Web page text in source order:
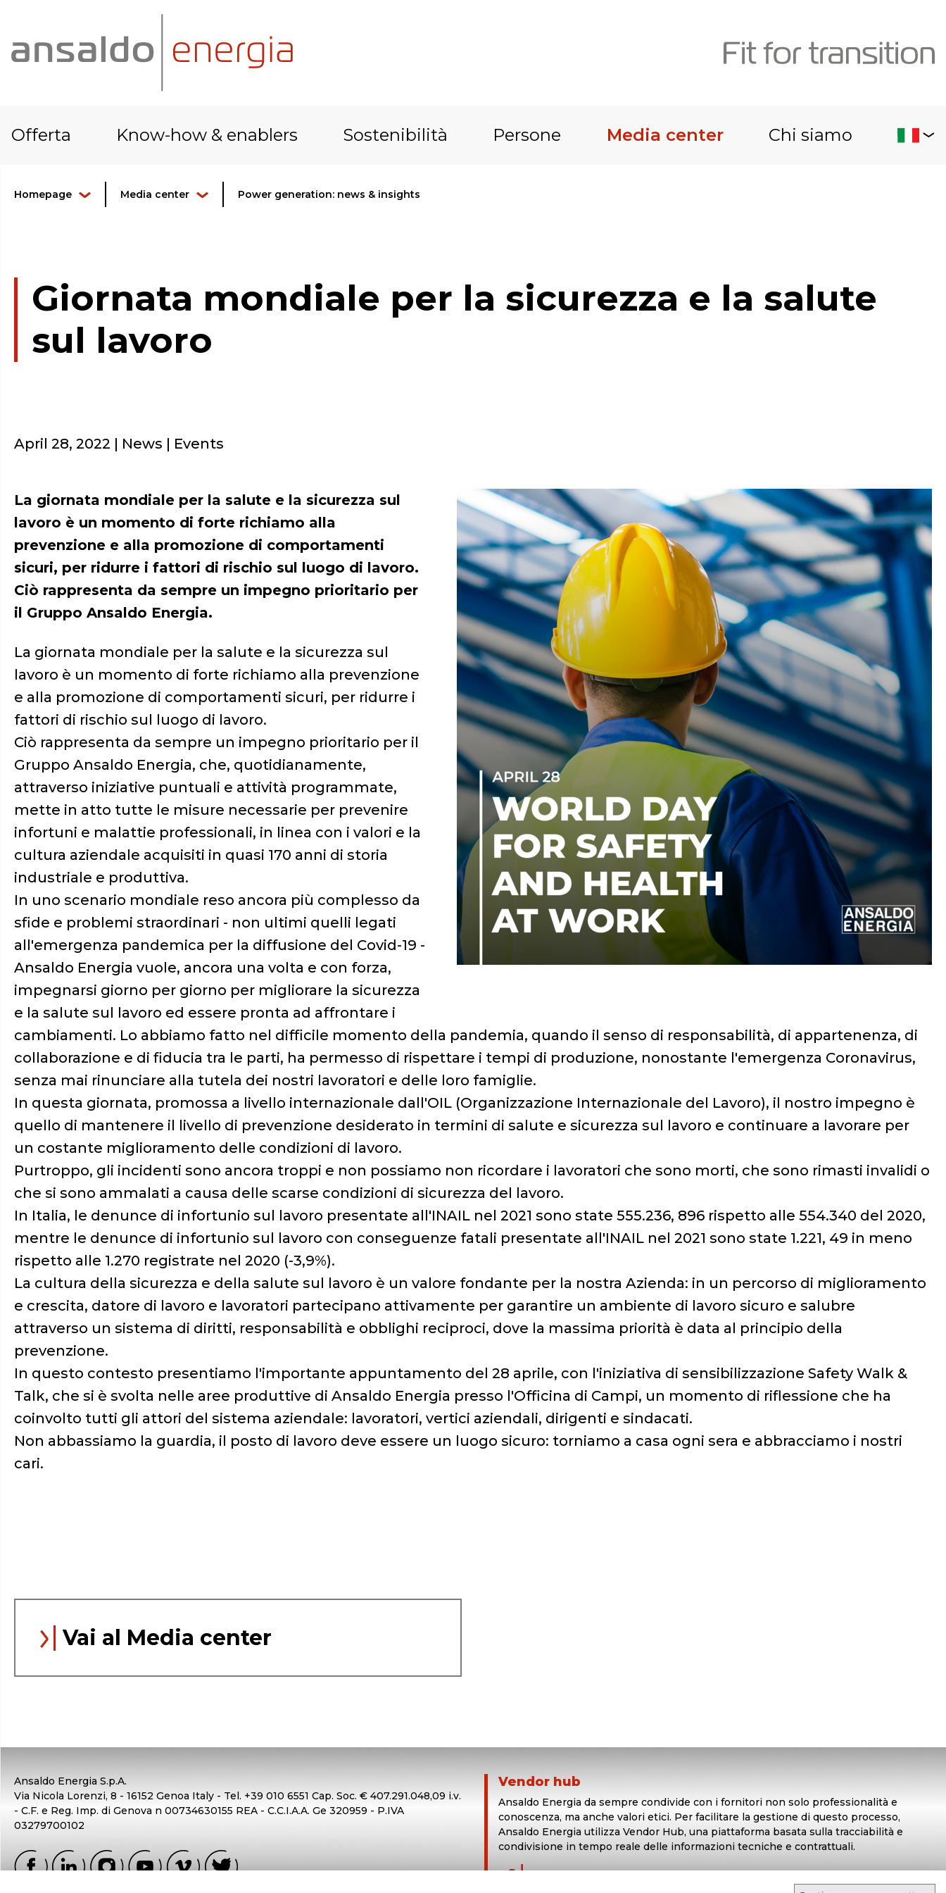
Offerta Know-how & enablers Sostenibilità Persone Media center Chi siamo
Homepage Media center Power generation: news & insights
Giornata mondiale per la sicurezza e la salute
sul lavoro
April 28, 2022 | News | Events
La giornata mondiale per la salute e la sicurezza sul
lavoro è un momento di forte richiamo alla
prevenzione e alla promozione di comportamenti
sicuri, per ridurre i fattori di rischio sul luogo di lavoro.
Ciò rappresenta da sempre un impegno prioritario per
il Gruppo Ansaldo Energia.
La giornata mondiale per la salute e la sicurezza sul
lavoro è un momento di forte richiamo alla prevenzione
e alla promozione di comportamenti sicuri, per ridurre i
fattori di rischio sul luogo di lavoro.
Ciò rappresenta da sempre un impegno prioritario per il
Gruppo Ansaldo Energia, che, quotidianamente,
attraverso iniziative puntuali e attività programmate,
mette in atto tutte le misure necessarie per prevenire
infortuni e malattie professionali, in linea con i valori e la
cultura aziendale acquisiti in quasi 170 anni di storia
industriale e produttiva.
In uno scenario mondiale reso ancora più complesso da
sfide e problemi straordinari - non ultimi quelli legati
all'emergenza pandemica per la diffusione del Covid-19 -
Ansaldo Energia vuole, ancora una volta e con forza,
impegnarsi giorno per giorno per migliorare la sicurezza
e la salute sul lavoro ed essere pronta ad affrontare i
cambiamenti. Lo abbiamo fatto nel difficile momento della pandemia, quando il senso di responsabilità, di appartenenza, di
collaborazione e di fiducia tra le parti, ha permesso di rispettare i tempi di produzione, nonostante l'emergenza Coronavirus,
senza mai rinunciare alla tutela dei nostri lavoratori e delle loro famiglie.
In questa giornata, promossa a livello internazionale dall'OIL (Organizzazione Internazionale del Lavoro), il nostro impegno è
quello di mantenere il livello di prevenzione desiderato in termini di salute e sicurezza sul lavoro e continuare a lavorare per
un costante miglioramento delle condizioni di lavoro.
Purtroppo, gli incidenti sono ancora troppi e non possiamo non ricordare i lavoratori che sono morti, che sono rimasti invalidi o
che si sono ammalati a causa delle scarse condizioni di sicurezza del lavoro.
In Italia, le denunce di infortunio sul lavoro presentate all'INAIL nel 2021 sono state 555.236, 896 rispetto alle 554.340 del 2020,
mentre le denunce di infortunio sul lavoro con conseguenze fatali presentate all'INAIL nel 2021 sono state 1.221, 49 in meno
rispetto alle 1.270 registrate nel 2020 (-3,9%).
La cultura della sicurezza e della salute sul lavoro è un valore fondante per la nostra Azienda: in un percorso di miglioramento
e crescita, datore di lavoro e lavoratori partecipano attivamente per garantire un ambiente di lavoro sicuro e salubre
attraverso un sistema di diritti, responsabilità e obblighi reciproci, dove la massima priorità è data al principio della
prevenzione.
In questo contesto presentiamo l'importante appuntamento del 28 aprile, con l'iniziativa di sensibilizzazione Safety Walk &
Talk, che si è svolta nelle aree produttive di Ansaldo Energia presso l'Officina di Campi, un momento di riflessione che ha
coinvolto tutti gli attori del sistema aziendale: lavoratori, vertici aziendali, dirigenti e sindacati.
Non abbassiamo la guardia, il posto di lavoro deve essere un luogo sicuro: torniamo a casa ogni sera e abbracciamo i nostri
cari.
Vai al Media center
Ansaldo Energia S.p.A.
Via Nicola Lorenzi, 8 - 16152 Genoa Italy - Tel. +39 010 6551 Cap. Soc. € 407.291.048,09 i.v.
- C.F. e Reg. Imp. di Genova n 00734630155 REA - C.C.I.A.A. Ge 320959 - P.IVA
03279700102
Vendor hub
Ansaldo Energia da sempre condivide con i fornitori non solo professionalità e
conoscenza, ma anche valori etici. Per facilitare la gestione di questo processo,
Ansaldo Energia utilizza Vendor Hub, una piattaforma basata sulla tracciabilità e
condivisione in tempo reale delle informazioni tecniche e contrattuali.